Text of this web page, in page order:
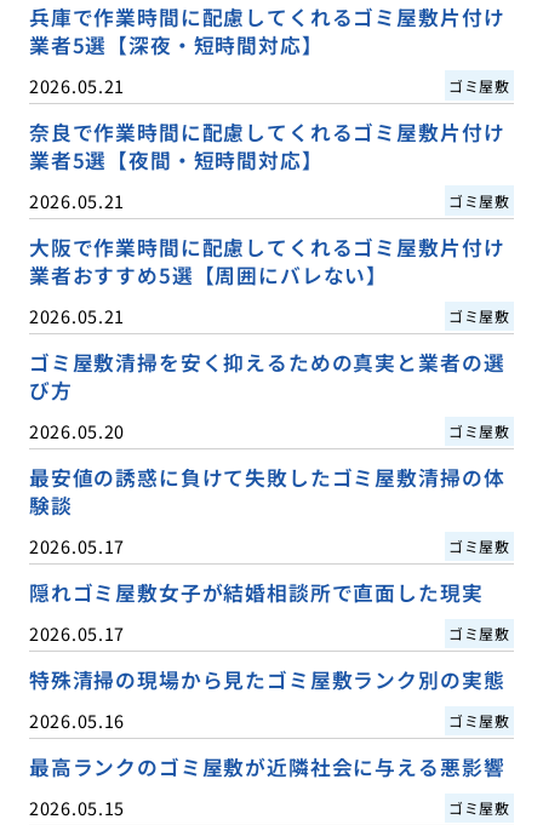
兵庫で作業時間に配慮してくれるゴミ屋敷片付け
業者5選【深夜・短時間対応】
2026.05.21 ゴミ屋敷
奈良で作業時間に配慮してくれるゴミ屋敷片付け
業者5選【夜間・短時間対応】
2026.05.21 ゴミ屋敷
大阪で作業時間に配慮してくれるゴミ屋敷片付け
業者おすすめ5選【周囲にバレない】
2026.05.21 ゴミ屋敷
ゴミ屋敷清掃を安く抑えるための真実と業者の選
び方
2026.05.20 ゴミ屋敷
最安値の誘惑に負けて失敗したゴミ屋敷清掃の体
験談
2026.05.17 ゴミ屋敷
隠れゴミ屋敷女子が結婚相談所で直面した現実
2026.05.17 ゴミ屋敷
特殊清掃の現場から見たゴミ屋敷ランク別の実態
2026.05.16 ゴミ屋敷
最高ランクのゴミ屋敷が近隣社会に与える悪影響
2026.05.15 ゴミ屋敷